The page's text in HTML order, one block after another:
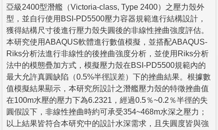
亞級2400型潛艦（Victoria-class, Type 2400）之壓力殼外
型，並自行使用BSI-PD5500壓力容器規範進行結構設計，
獲得結構尺寸後進行壓力殼失圓後的非線性挫曲強度評估。
本研究使用ABAQUS軟體進行數值模擬，並搭配ABAQUS-
Riks分析法進行非線性的後挫曲強度分析，並使用Riks分析
法中的模態疊加方式，模擬壓力殼在BSI-PD5500規範內的
最大允許真圓缺陷（0.5%半徑誤差）下的挫曲結果。根據數
值模擬結果顯示，本研究所設計之潛艦壓力殼的特徵挫曲值
在100m水壓的壓力下為6.2321，經過0.5％~0.2％半徑的失
圓假設下，非線性挫曲時約可承受354~468m水深之壓力；
以上結果皆符合本研究中的設計水深需求，且失圓度皆與強